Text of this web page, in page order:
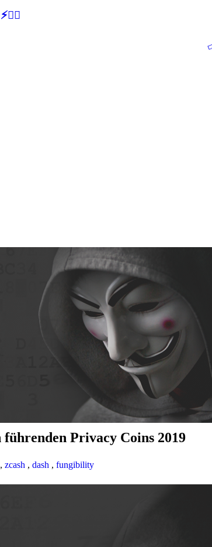
Privacy Coins 2019
, zcash , dash , fungibility